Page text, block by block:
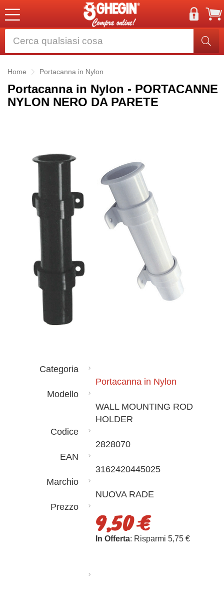
Home Portacanna in Nylon
Portacanna in Nylon - PORTACANNE
NYLON NERO DA PARETE
Categoria
Portacanna in Nylon
Modello
WALL MOUNTING ROD
HOLDER
Codice
2828070
EAN
3162420445025
Marchio
NUOVA RADE
Prezzo
9,50 €
In Offerta: Risparmi 5,75 €